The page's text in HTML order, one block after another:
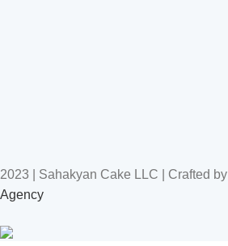
2023 | Sahakyan Cake LLC | Crafted by
Agency